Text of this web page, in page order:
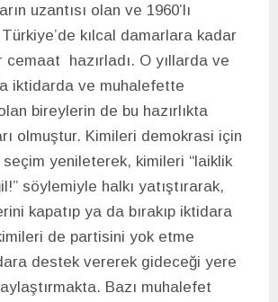
uzantısı olan ve 1960’lı
kılcal damarlara kadar
cemaat hazırladı. O yıllarda ve
iktidarda ve muhalefette
bireylerin de bu hazırlıkta
olmuştur. Kimileri demokrasi için
seçim yenileterek, kimileri “laiklik
söylemiyle halkı yatıştırarak,
kapatıp ya da bırakıp iktidara
de partisini yok etme
destek vererek gideceği yere
Bazı muhalefet